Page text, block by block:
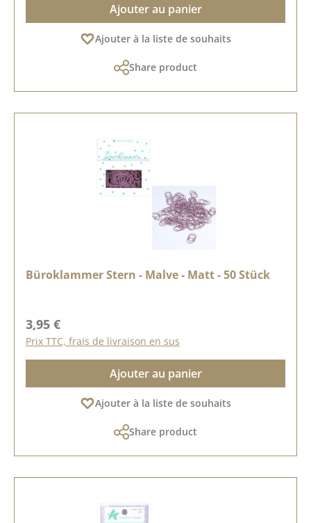
Ajouter au panier
Ajouter à la liste de souhaits
Share product
Büroklammer Stern - Malve - Matt - 50 Stück
Prix régulier :
3,95 €
Prix TTC, frais de livraison en sus
Ajouter au panier
Ajouter à la liste de souhaits
Share product